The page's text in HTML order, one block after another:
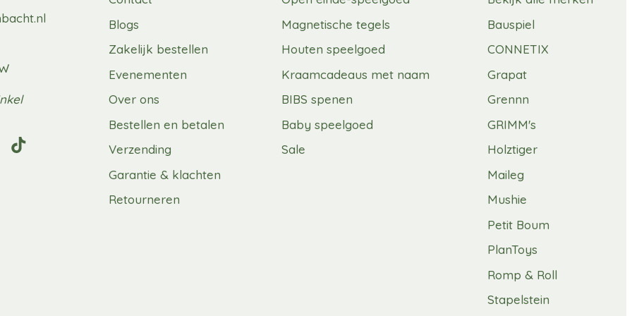
Blogs
Zakelijk bestellen
Evenementen
Over ons
Bestellen en betalen
Verzending
Garantie & klachten
Retourneren
Magnetische tegels
Houten speelgoed
Kraamcadeaus met naam
BIBS spenen
Baby speelgoed
Sale
Bauspiel
CONNETIX
Grapat
Grennn
GRIMM's
Holztiger
Maileg
Mushie
Petit Boum
PlanToys
Romp & Roll
Stapelstein